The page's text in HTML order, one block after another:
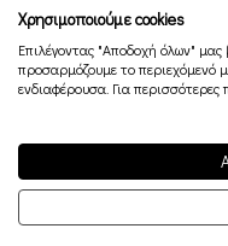
© 2026 —playing
Χρησιμοποιούμε cookies
Επιλέγοντας "Αποδοχή όλων"
προσαρμόζουμε το περιεχόμενό
ενδιαφέρουσα. Για περισσότερες